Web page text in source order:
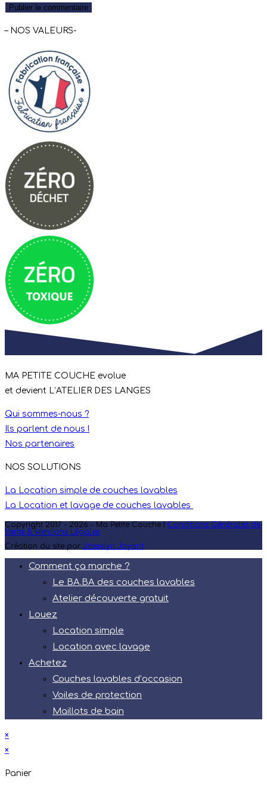
– NOS VALEURS-
MA PETITE COUCHE evolue
et devient L’ATELIER DES LANGES
Qui sommes-nous ?
Ils parlent de nous !
Nos partenaires
NOS SOLUTIONS
La Location simple de couches lavables
La Location et lavage de couches lavables
Copyright 2017 - 2026 - Ma Petite Couche I Conditions Générales de
Vente & Mentions Légales
Création du site par Josselyn Jayant
Comment ça marche ?
Le BA.BA des couches lavables
Atelier découverte gratuit
Louez
Location simple
Location avec lavage
Achetez
Couches lavables d’occasion
Voiles de protection
Maillots de bain
×
×
Panier